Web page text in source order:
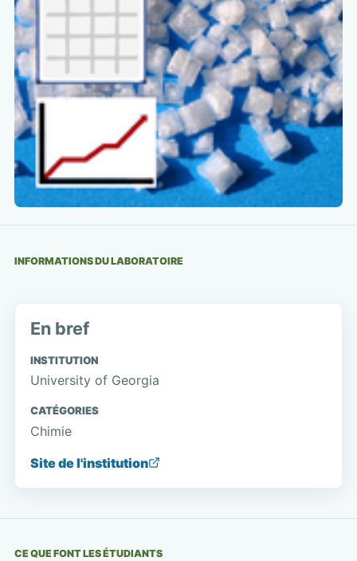
INFORMATIONS DU LABORATOIRE
En bref
INSTITUTION
University of Georgia
CATÉGORIES
Chimie
Site de l'institution
CE QUE FONT LES ÉTUDIANTS